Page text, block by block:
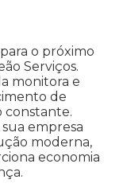
o próximo
Serviços.
monitora e
de
constante.
empresa
moderna,
economia